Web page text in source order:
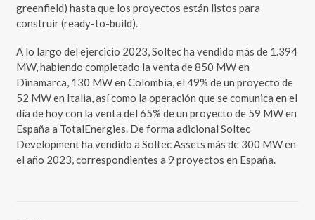
greenfield) hasta que los proyectos están listos para
construir (ready-to-build).
A lo largo del ejercicio 2023, Soltec ha vendido más de 1.394
MW, habiendo completado la venta de 850 MW en
Dinamarca, 130 MW en Colombia, el 49% de un proyecto de
52 MW en Italia, así como la operación que se comunica en el
día de hoy con la venta del 65% de un proyecto de 59 MW en
España a TotalEnergies. De forma adicional Soltec
Development ha vendido a Soltec Assets más de 300 MW en
el año 2023, correspondientes a 9 proyectos en España.